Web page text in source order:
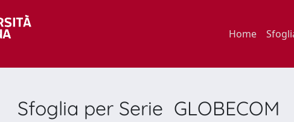
Home
Sfoglia per Serie GLOBECOM